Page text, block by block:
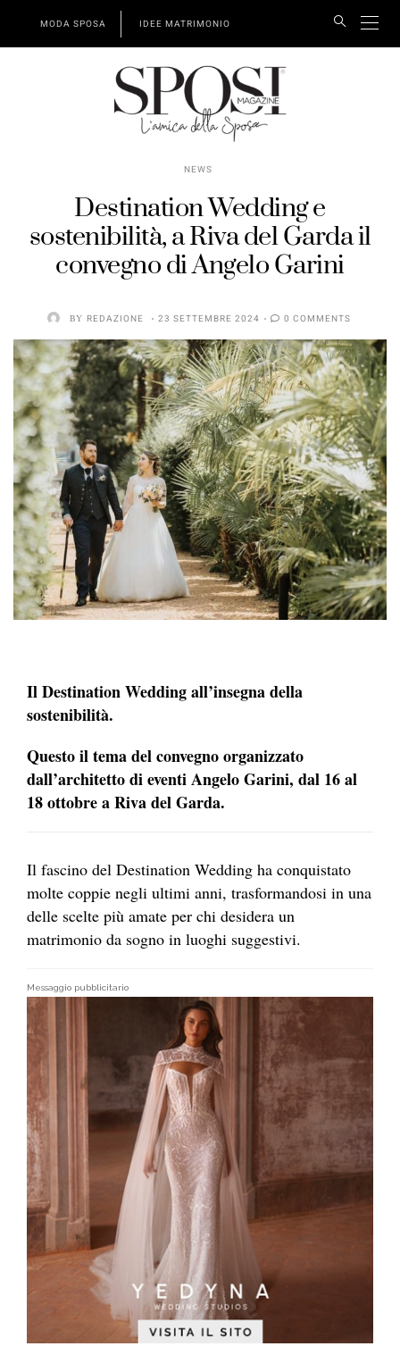
MODA SPOSA IDEE MATRIMONIO
NEWS
Destination Wedding e
sostenibilità, a Riva del Garda il
convegno di Angelo Garini
BY REDAZIONE 23 SETTEMBRE 2024 0 COMMENTS
Il Destination Wedding all’insegna della
sostenibilità.
Questo il tema del convegno organizzato
dall’architetto di eventi Angelo Garini, dal 16 al
18 ottobre a Riva del Garda.
Il fascino del Destination Wedding ha conquistato
molte coppie negli ultimi anni, trasformandosi in una
delle scelte più amate per chi desidera un
matrimonio da sogno in luoghi suggestivi.
Messaggio pubblicitario